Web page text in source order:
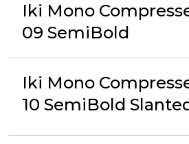
Iki Mono
09 SemiBold
Iki Mono
10 SemiBold